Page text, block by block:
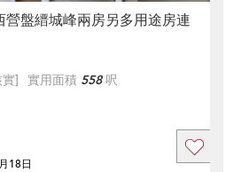
營盤縉城峰兩房另多用途房連
] 實用面積 558呎
18日